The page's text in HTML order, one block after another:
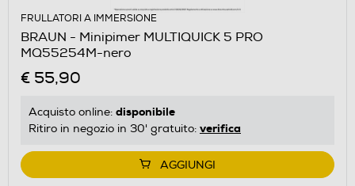
FRULLATORI A IMMERSIONE
BRAUN - Minipimer MULTIQUICK 5 PRO
MQ55254M-nero
€ 55,90
Acquisto online: disponibile
Ritiro in negozio in 30' gratuito: verifica
AGGIUNGI